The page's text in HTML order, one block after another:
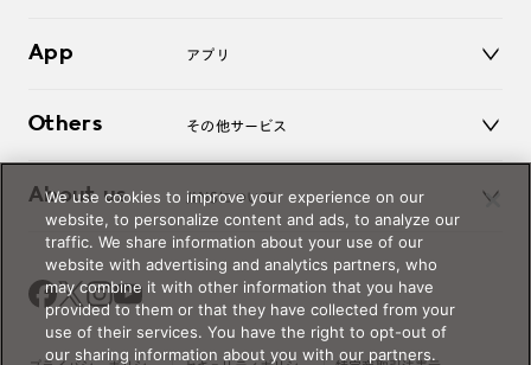
よくあるご質問
お問い合わせ
App アプリ
Others その他サービス
レンズ交換
オンラインギフト
価格案内
About us JINSについて
Magnify Life
会社概要
採用情報
法人のお客様
出店について
We use cookies to improve your experience on our
website, to personalize content and ads, to analyze our
traffic. We share information about your use of our
website with advertising and analytics partners, who
may combine it with other information that you have
provided to them or that they have collected from your
use of their services. You have the right to opt-out of
our sharing information about you with our partners.